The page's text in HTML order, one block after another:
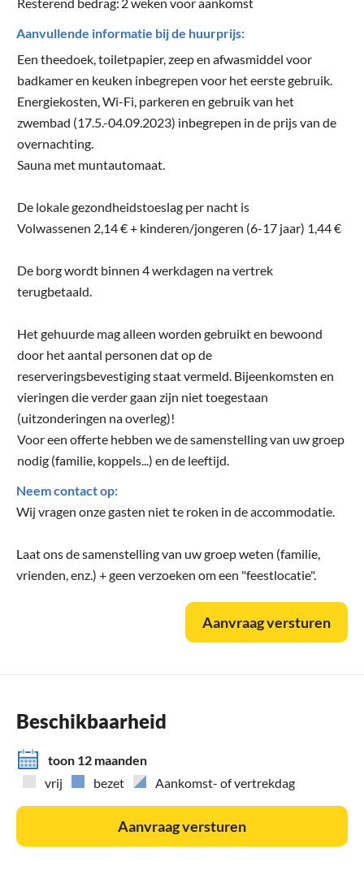
Aanvullende informatie bij de huurprijs:
Een theedoek, toiletpapier, zeep en afwasmiddel voor
badkamer en keuken inbegrepen voor het eerste gebruik.
Energiekosten, Wi-Fi, parkeren en gebruik van het
zwembad (17.5.-04.09.2023) inbegrepen in de prijs van de
overnachting.
Sauna met muntautomaat.
De lokale gezondheidstoeslag per nacht is
Volwassenen 2,14 € + kinderen/jongeren (6-17 jaar) 1,44 €
De borg wordt binnen 4 werkdagen na vertrek
terugbetaald.
Het gehuurde mag alleen worden gebruikt en bewoond
door het aantal personen dat op de
reserveringsbevestiging staat vermeld. Bijeenkomsten en
vieringen die verder gaan zijn niet toegestaan
(uitzonderingen na overleg)!
Voor een offerte hebben we de samenstelling van uw groep
nodig (familie, koppels...) en de leeftijd.
Neem contact op:
Wij vragen onze gasten niet te roken in de accommodatie.
Laat ons de samenstelling van uw groep weten (familie,
vrienden, enz.) + geen verzoeken om een "feestlocatie".
Aanvraag versturen
Beschikbaarheid
toon 12 maanden
vrij
bezet Aankomst- of vertrekdag
Aanvraag versturen